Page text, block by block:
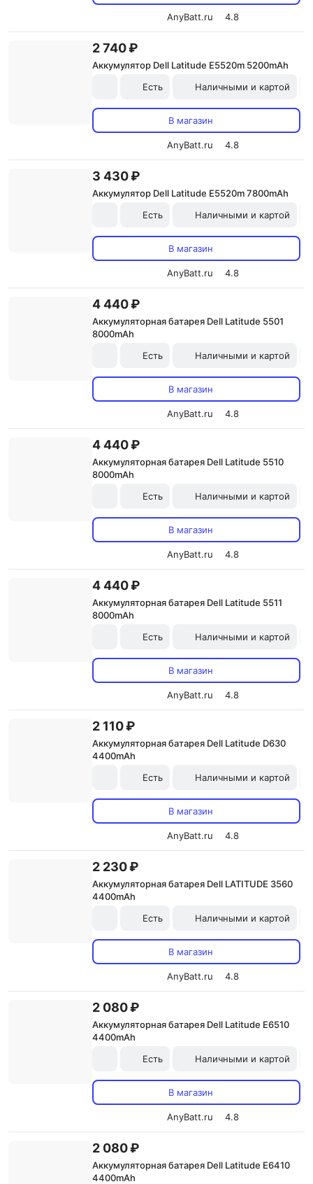
AnyBatt.ru 4.8
2 740 ₽
Аккумулятор Dell Latitude E5520m 5200mAh
Есть
Наличными и картой
В магазин
AnyBatt.ru 4.8
3 430 ₽
Аккумулятор Dell Latitude E5520m 7800mAh
Есть
Наличными и картой
В магазин
AnyBatt.ru 4.8
4 440 ₽
Аккумуляторная батарея Dell Latitude 5501
8000mAh
Есть
Наличными и картой
В магазин
AnyBatt.ru 4.8
4 440 ₽
Аккумуляторная батарея Dell Latitude 5510
8000mAh
Есть
Наличными и картой
В магазин
AnyBatt.ru 4.8
4 440 ₽
Аккумуляторная батарея Dell Latitude 5511
8000mAh
Есть
Наличными и картой
В магазин
AnyBatt.ru 4.8
2 110 ₽
Аккумуляторная батарея Dell Latitude D630
4400mAh
Есть
Наличными и картой
В магазин
AnyBatt.ru 4.8
2 230 ₽
Аккумуляторная батарея Dell LATITUDE 3560
4400mAh
Есть
Наличными и картой
В магазин
AnyBatt.ru 4.8
2 080 ₽
Аккумуляторная батарея Dell Latitude E6510
4400mAh
Есть
Наличными и картой
В магазин
AnyBatt.ru 4.8
2 080 ₽
Аккумуляторная батарея Dell Latitude E6410
4400mAh